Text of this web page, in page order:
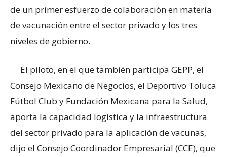
de un primer esfuerzo de colaboración en materia
de vacunación entre el sector privado y los tres
niveles de gobierno.
El piloto, en el que también participa GEPP, el
Consejo Mexicano de Negocios, el Deportivo Toluca
Fútbol Club y Fundación Mexicana para la Salud,
aporta la capacidad logística y la infraestructura
del sector privado para la aplicación de vacunas,
dijo el Consejo Coordinador Empresarial (CCE), que